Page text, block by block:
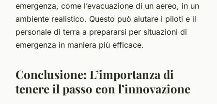
emergenza, come l’evacuazione di un aereo, in un
ambiente realistico. Questo può aiutare i piloti e il
personale di terra a prepararsi per situazioni di
emergenza in maniera più efficace.
Conclusione: L’importanza di
tenere il passo con l’innovazione